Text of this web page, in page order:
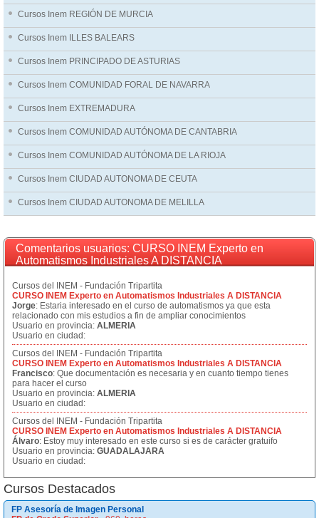
Cursos Inem REGIÓN DE MURCIA
Cursos Inem ILLES BALEARS
Cursos Inem PRINCIPADO DE ASTURIAS
Cursos Inem COMUNIDAD FORAL DE NAVARRA
Cursos Inem EXTREMADURA
Cursos Inem COMUNIDAD AUTÓNOMA DE CANTABRIA
Cursos Inem COMUNIDAD AUTÓNOMA DE LA RIOJA
Cursos Inem CIUDAD AUTONOMA DE CEUTA
Cursos Inem CIUDAD AUTONOMA DE MELILLA
Comentarios usuarios: CURSO INEM Experto en
Automatismos Industriales A DISTANCIA
Cursos del INEM - Fundación Tripartita
CURSO INEM Experto en Automatismos Industriales A DISTANCIA
Jorge: Estaria interesado en el curso de automatismos ya que esta
relacionado con mis estudios a fin de ampliar conocimientos
Usuario en provincia: ALMERIA
Usuario en ciudad:
Cursos del INEM - Fundación Tripartita
CURSO INEM Experto en Automatismos Industriales A DISTANCIA
Francisco: Que documentación es necesaria y en cuanto tiempo tienes
para hacer el curso
Usuario en provincia: ALMERIA
Usuario en ciudad:
Cursos del INEM - Fundación Tripartita
CURSO INEM Experto en Automatismos Industriales A DISTANCIA
Álvaro: Estoy muy interesado en este curso si es de carácter gratuifo
Usuario en provincia: GUADALAJARA
Usuario en ciudad:
Cursos Destacados
FP Asesoría de Imagen Personal